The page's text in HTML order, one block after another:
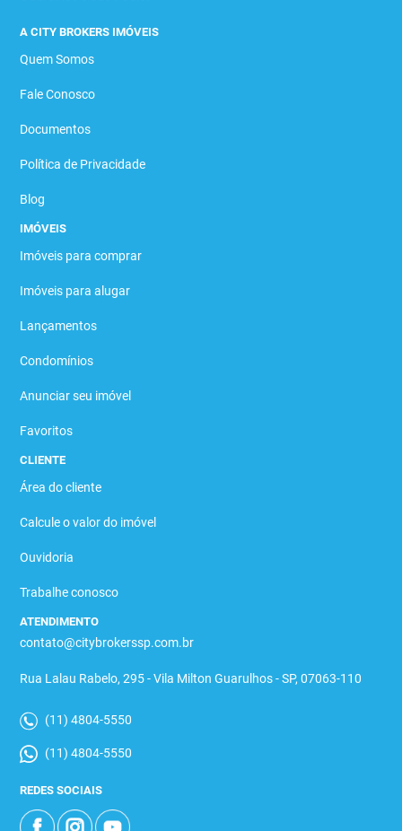
A CITY BROKERS IMÓVEIS
Quem Somos
Fale Conosco
Documentos
Política de Privacidade
Blog
IMÓVEIS
Imóveis para comprar
Imóveis para alugar
Lançamentos
Condomínios
Anunciar seu imóvel
Favoritos
CLIENTE
Área do cliente
Calcule o valor do imóvel
Ouvidoria
Trabalhe conosco
ATENDIMENTO
contato@citybrokerssp.com.br
Rua Lalau Rabelo, 295 - Vila Milton Guarulhos - SP, 07063-110
(11) 4804-5550
(11) 4804-5550
REDES SOCIAIS